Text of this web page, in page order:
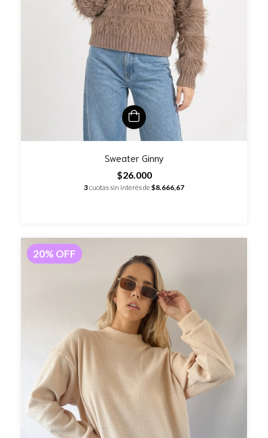
Sweater Ginny
$26.000
3cuotas sin interés de$8.666,67
20% OFF